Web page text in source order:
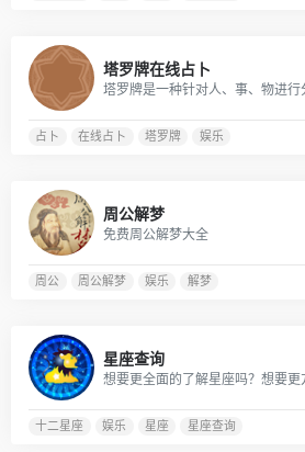
塔罗牌在线占卜
占卜 在线占卜 塔罗牌 娱乐
周公解梦
免费周公解梦大全
周公 周公解梦 娱乐 解梦
星座查询
想要更全面的了解星座吗？想要更
十二星座 娱乐 星座 星座查询